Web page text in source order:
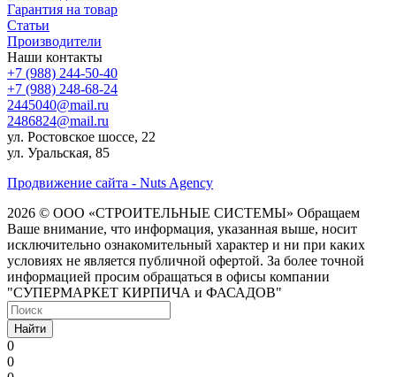
Гарантия на товар
Статьи
Производители
Наши контакты
+7 (988) 244-50-40
+7 (988) 248-68-24
2445040@mail.ru
2486824@mail.ru
ул. Ростовское шоссе, 22
ул. Уральская, 85
Продвижение сайта - Nuts Agency
2026 © ООО «СТРОИТЕЛЬНЫЕ СИСТЕМЫ» Обращаем
Ваше внимание, что информация, указанная выше, носит
исключительно ознакомительный характер и ни при каких
условиях не является публичной офертой. За более точной
информацией просим обращаться в офисы компании
"СУПЕРМАРКЕТ КИРПИЧА и ФАСАДОВ"
Найти
0
0